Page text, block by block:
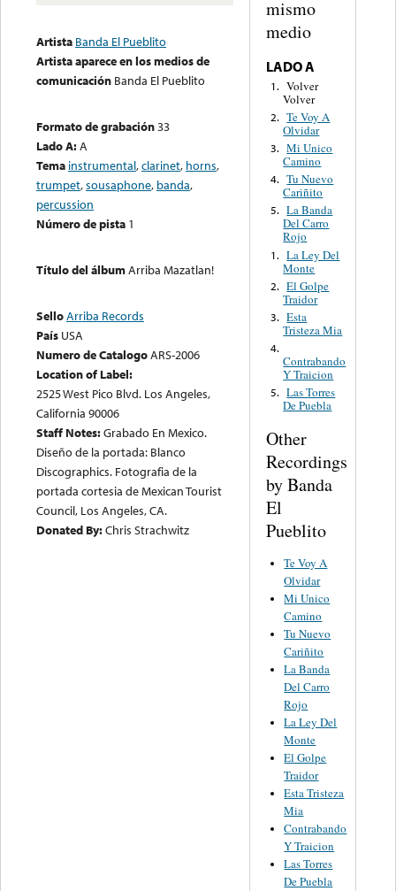
Artista Banda El Pueblito
Artista aparece en los medios de
comunicación Banda El Pueblito
Formato de grabación33
Lado A:A
Tema instrumental,clarinet, horns,
trumpet,sousaphone, banda,
percussion
Número de pista 1
Título del álbumArriba Mazatlan!
SelloArriba Records
País USA
Numero de CatalogoARS-2006
Location of Label:
2525 West Pico Blvd. Los Angeles,
California 90006
Staff Notes:Grabado En Mexico.
Diseño de la portada: Blanco
Discographics. Fotografia de la
portada cortesia de Mexican Tourist
Council, Los Angeles, CA.
Donated By:Chris Strachwitz
mismo
medio
LADO A
1. Volver
Volver
2. Te Voy A
Olvidar
3. Mi Unico
Camino
4. Tu Nuevo
Cariñito
5. La Banda
Del Carro
Rojo
1. La Ley Del
Monte
2. El Golpe
Traidor
3. Esta
Tristeza Mia
4.
Contrabando
Y Traicion
5. Las Torres
De Puebla
Other
Recordings
by Banda
El
Pueblito
Te Voy A
Olvidar
Mi Unico
Camino
Tu Nuevo
Cariñito
La Banda
Del Carro
Rojo
La Ley Del
Monte
El Golpe
Traidor
Esta Tristeza
Mia
Contrabando
Y Traicion
Las Torres
De Puebla